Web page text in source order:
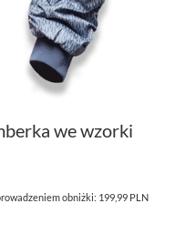
we wzorki
obniżki: 199,99 PLN